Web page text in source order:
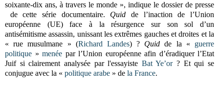
soixante-dix ans, à travers le monde », indique le dossier de presse
de cette série documentaire. Quidde l’inaction de l’Union
européenne (UE) face à la résurgence sur son sol d’un
antisémitisme assassin, unissant les extrêmes gauches et droites et la
« rue musulmane » (Richard Landes) ? Quidde la « guerre
politique » menée par l’Union européenne afin d’éradiquer l’Etat
Juif si clairement analysée par l'essayiste Bat Ye’or? Et qui se
conjugue avec la « politique arabe » de la France.